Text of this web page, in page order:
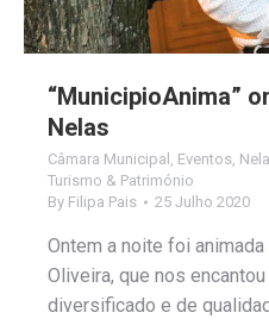
“MunicipioAnima”
Nelas
Câmara Municipal Eventos
Turismo & Património
By Filipa Pais 25 Julho 2020
Ontem a noite foi
Oliveira, que nos
diversificado e de